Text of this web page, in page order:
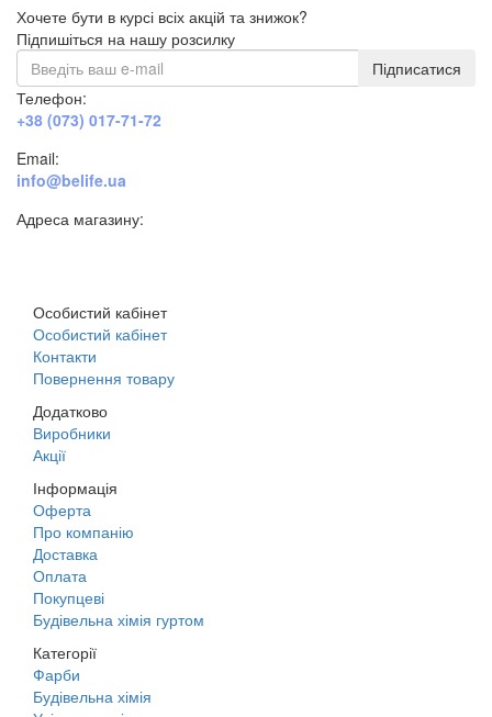
Хочете бути в курсі всіх акцій та знижок?
Підпишіться на нашу розсилку
Підписатися
Телефон:
+38 (073) 017-71-72
Email:
info@belife.ua
Адреса магазину:
Особистий кабінет
Особистий кабінет
Контакти
Повернення товару
Додатково
Виробники
Акції
Інформація
Оферта
Про компанію
Доставка
Оплата
Покупцеві
Будівельна хімія гуртом
Категорії
Фарби
Будівельна хімія